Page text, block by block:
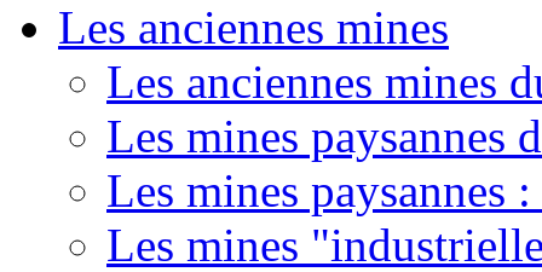
Les anciennes mines
Les anciennes mines
Les mines paysannes
Les mines paysannes
Les mines